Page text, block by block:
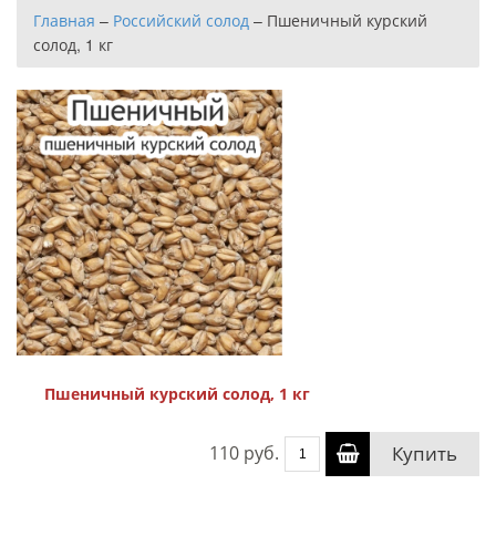
Главная – Российский солод – Пшеничный курский
солод, 1 кг
Пшеничный курский солод, 1 кг
110 руб. Купить